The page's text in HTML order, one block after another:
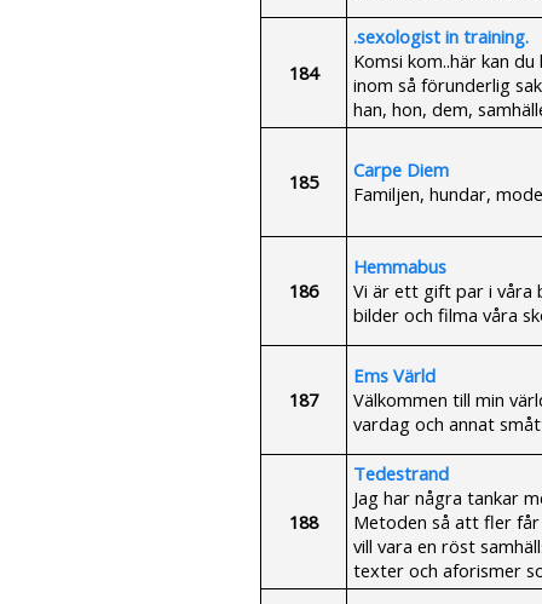
184
.sexologist in training.
Komsi kom..här kan
inom så förunderlig
han, hon, dem,
185
Carpe Diem
Familjen, hundar,
186
Hemmabus
Vi är ett gift par i
bilder och filma våra
187
Ems Värld
Välkommen till min
vardag och annat
188
Tedestrand
Jag har några tankar
Metoden så att fler
vill vara en röst
texter och aforismer